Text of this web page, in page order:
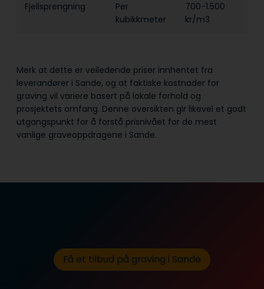
Fjellsprengning
Per
kubikkmeter
700-1.500
kr/m3
Merk at dette er veiledende priser innhentet fra
leverandører i Sande, og at faktiske kostnader for
graving vil variere basert på lokale forhold og
prosjektets omfang. Denne oversikten gir likevel et godt
utgangspunkt for å forstå prisnivået for de mest
vanlige graveoppdragene i Sande.
Få et tilbud på graving i Sande